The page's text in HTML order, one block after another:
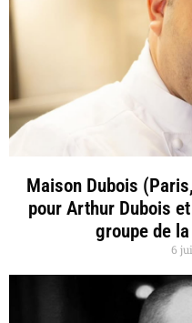
Maison Dubois
pour Arthur Dubois
groupe de
6